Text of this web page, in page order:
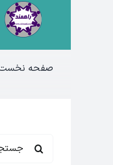
صفحه
جستجو
برای: